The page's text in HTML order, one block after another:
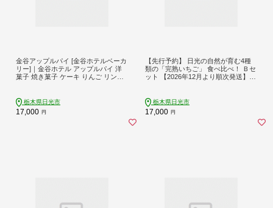
金谷アップルパイ [金谷ホテルベーカ
リー]｜金谷ホテル アップルパイ 洋
菓子 焼き菓子 ケーキ りんご リンゴ
栃木県日光市
17,000 円
【先行予約】 日光の自然が育む4種
類の「完熟いちご」 食べ比べ！ Ｂセ
ット 【2026年12月より順次発送】｜
リー ミルキーベリー 果物 産地直送
日光産 栃木県産 [0956]
栃木県日光市
17,000 円